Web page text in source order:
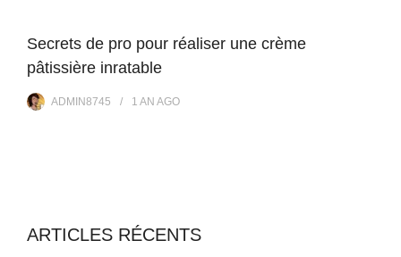
Secrets de pro pour réaliser une crème
pâtissière inratable
ADMIN8745 1 AN AGO
ARTICLES RÉCENTS